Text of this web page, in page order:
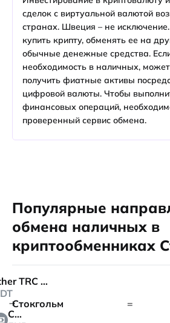
сделок с виртуальной валютой
странах. Швеция – не
купить крипту, обменять ее на
обычные денежные средства.
необходимость в наличных,
получить фиатные активы
цифровой валюты. Чтобы
финансовых операций,
проверенный сервис обмена.
Популярные
обмена наличных в
криптообменниках
Tether TRC 20
Cash
Стокгольм =